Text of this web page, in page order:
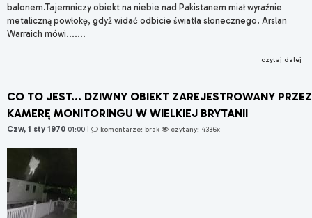
balonem.Tajemniczy obiekt na niebie nad Pakistanem miał wyraźnie
metaliczną powłokę, gdyż widać odbicie światła słonecznego. Arslan
Warraich mówi.......
czytaj dalej
CO TO JEST... DZIWNY OBIEKT ZAREJESTROWANY PRZEZ
KAMERĘ MONITORINGU W WIELKIEJ BRYTANII
Czw, 1 sty 1970 01:00 | komentarze: brak czytany: 4336x